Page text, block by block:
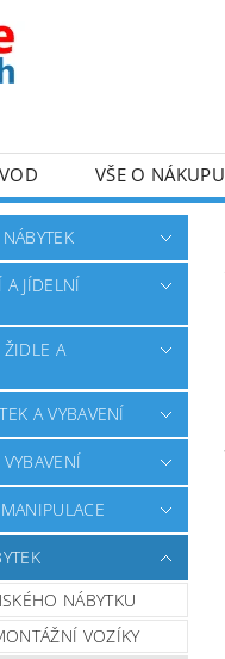
VŠE O NÁKUPU
A JÍDELNÍ
ŽIDLE A
A VYBAVENÍ
VYBAVENÍ
NÁBYTKU
VOZÍKY